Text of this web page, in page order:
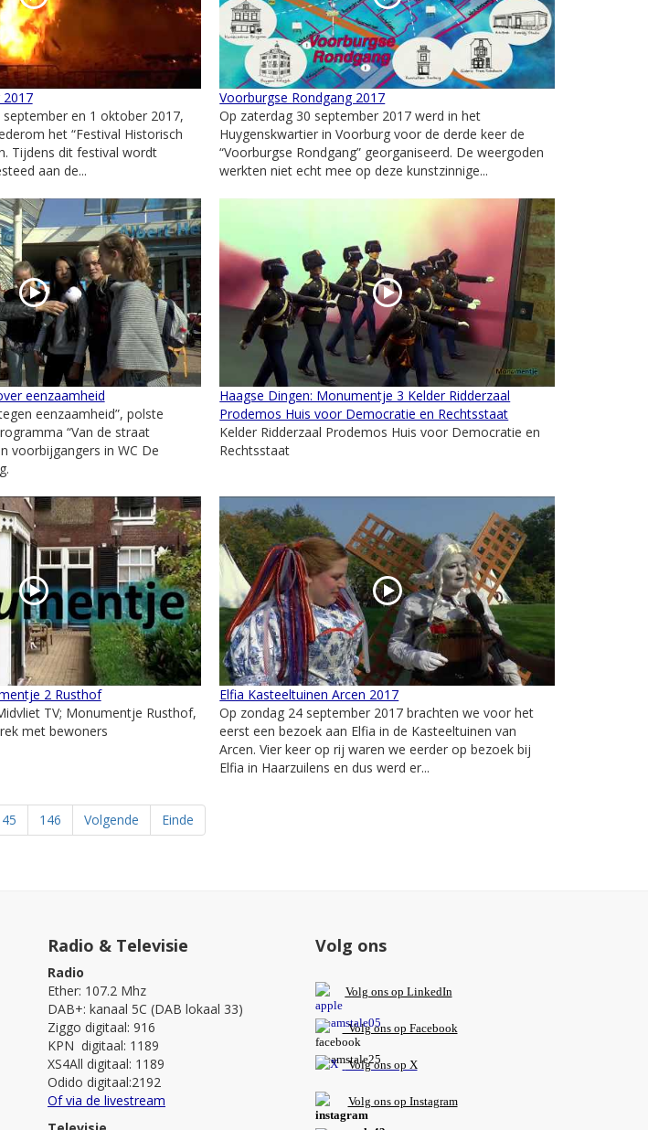
en 1 oktober 2017,
het “Festival Historisch
Tijdens dit festival wordt
aan de...
Voorburgse Rondgang 2017
Op zaterdag 30 september 2017 werd in het
Huygenskwartier in Voorburg voor de derde keer de
“Voorburgse Rondgang” georganiseerd. De weergoden
werkten niet echt mee op deze kunstzinnige...
eenzaamheid
eenzaamheid”, polste
“Van de straat
voorbijgangers in WC De
Haagse Dingen: Monumentje 3 Kelder Ridderzaal
Prodemos Huis voor Democratie en Rechtsstaat
Kelder Ridderzaal Prodemos Huis voor Democratie en
Rechtsstaat
2 Rusthof
TV; Monumentje Rusthof,
met bewoners
Elfia Kasteeltuinen Arcen 2017
Op zondag 24 september 2017 brachten we voor het
eerst een bezoek aan Elfia in de Kasteeltuinen van
Arcen. Vier keer op rij waren we eerder op bezoek bij
Elfia in Haarzuilens en dus werd er...
146 Volgende Einde
Radio & Televisie
Radio
Ether: 107.2 Mhz
DAB+: kanaal 5C (DAB lokaal 33)
Ziggo digitaal: 916
KPN digitaal: 1189
XS4All digitaal: 1189
Odido digitaal:2192
Of via de livestream
Volg ons
Volg ons op LinkedIn
Volg ons op Facebook
Volg ons op X
Volg ons op Instagram